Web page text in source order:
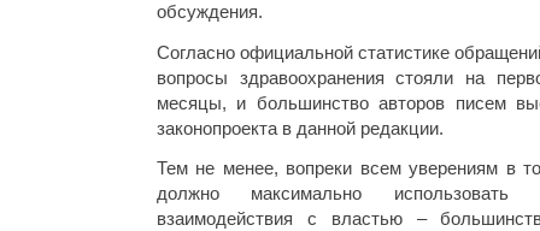
обсуждения.
Согласно официальной статистике
вопросы здравоохранения стояли на
месяцы, и большинство авторов писем
законопроекта в данной редакции.
Тем не менее, вопреки всем уверениям в
должно максимально использовать
взаимодействия с властью –